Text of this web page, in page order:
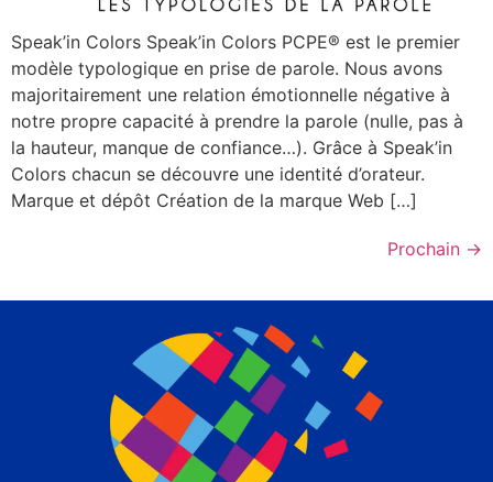
Speak’in Colors Speak’in Colors PCPE® est le premier
modèle typologique en prise de parole. Nous avons
majoritairement une relation émotionnelle négative à
notre propre capacité à prendre la parole (nulle, pas à
la hauteur, manque de confiance…). Grâce à Speak’in
Colors chacun se découvre une identité d’orateur.
Marque et dépôt Création de la marque Web […]
Prochain →